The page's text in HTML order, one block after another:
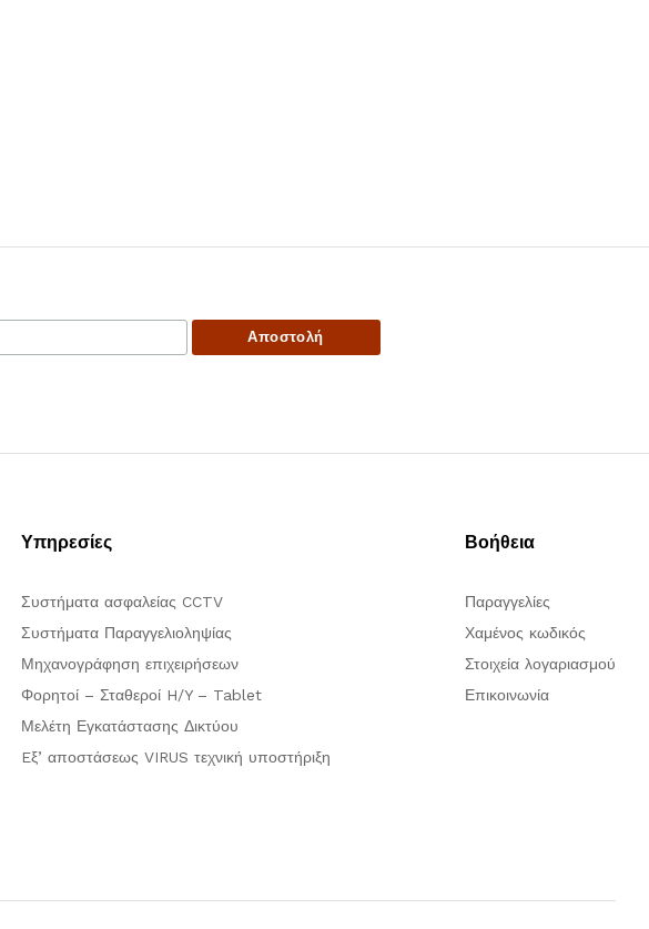
Υπηρεσίες
Συστήματα ασφαλείας CCTV
Συστήματα Παραγγελιοληψίας
Μηχανογράφηση επιχειρήσεων
Φορητοί – Σταθεροί H/Y – Tablet
Μελέτη Εγκατάστασης Δικτύου
Eξ’ αποστάσεως VIRUS τεχνική υποστήριξη
Βοήθεια
Παραγγελίες
Χαμένος κωδικός
Στοιχεία λογαριασμού
Επικοινωνία